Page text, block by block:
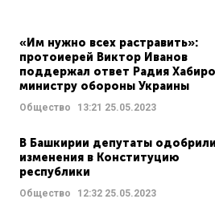
«Им нужно всех растравить»:
протоиерей Виктор Иванов
поддержал ответ Радия
министру обороны Украины
Общество 13:21 25.05.2023
В Башкирии депутаты одобрили
изменения в Конституцию
республики
Общество 12:32 25.05.2023